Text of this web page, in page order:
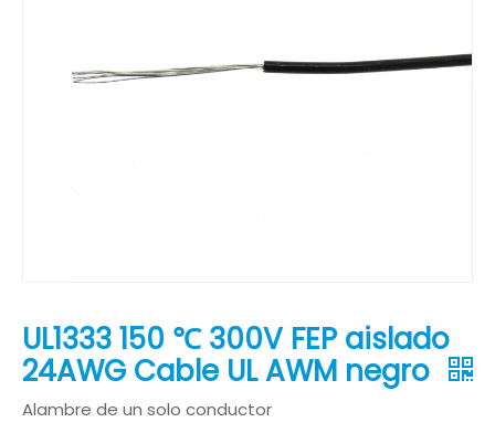
UL1333 150 ℃ 300V FEP aislado
24AWG Cable UL AWM negro
Alambre de un solo conductor